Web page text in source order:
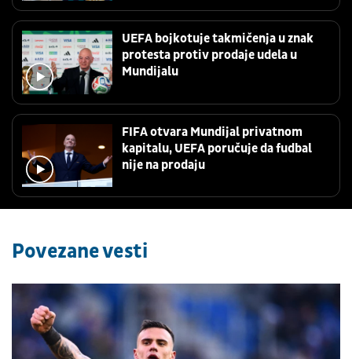
UEFA bojkotuje takmičenja u znak
protesta protiv prodaje udela u
Mundijalu
FIFA otvara Mundijal privatnom
kapitalu, UEFA poručuje da fudbal
nije na prodaju
Povezane vesti